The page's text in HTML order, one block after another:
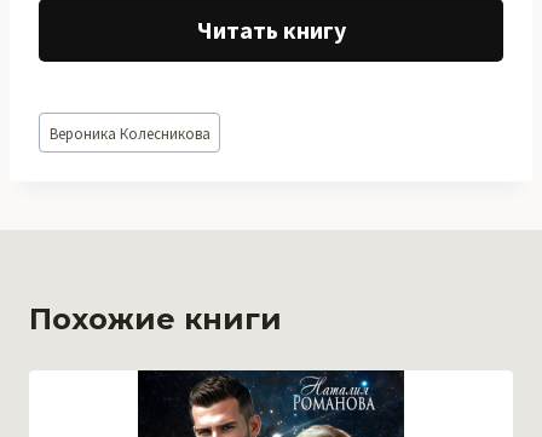
Читать книгу
Метки
записи:
Вероника Колесникова
Похожие книги